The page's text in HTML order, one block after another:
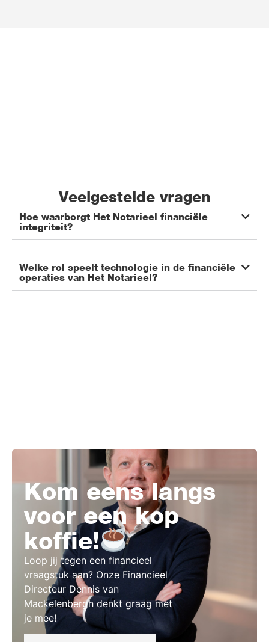
Veelgestelde vragen
Hoe waarborgt Het Notarieel financiële
integriteit?
Welke rol speelt technologie in de financiële
operaties van Het Notarieel?
Kom eens langs
voor een kop
koffie!
Loop jij tegen een financieel
vraagstuk aan? Onze Financieel
Directeur Dennis van
Mackelenbergh denkt graag met
je mee!